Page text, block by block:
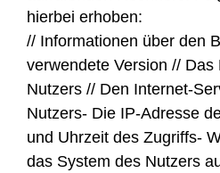
hierbei erhoben:
// Informationen über den
verwendete Version //
Nutzers // Den Internet-
Nutzers- Die IP-Adresse
und Uhrzeit des Zugriffs-
das System des Nutzers